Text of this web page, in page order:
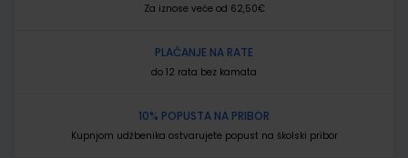
Za iznose veće od 62,50€
PLAĆANJE NA RATE
do 12 rata bez kamata
10% POPUSTA NA PRIBOR
Kupnjom udžbenika ostvarujete popust na školski pribor